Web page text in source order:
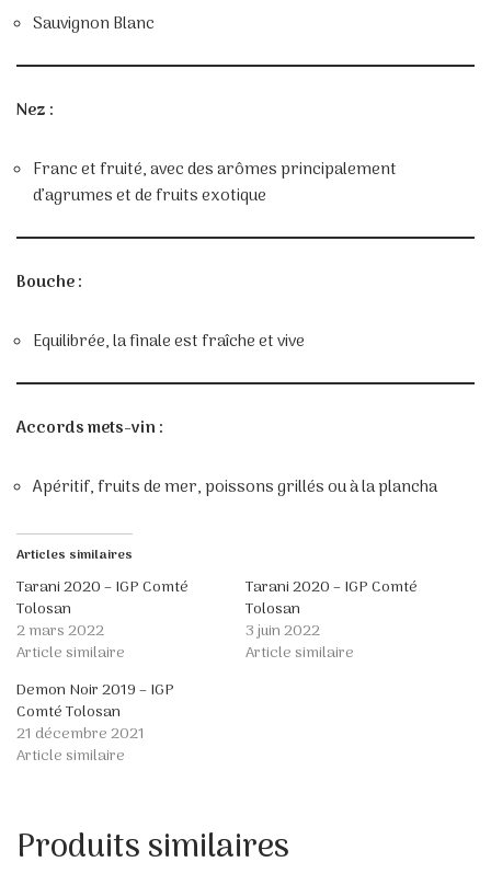
Sauvignon Blanc
Nez :
Franc et fruité, avec des arômes principalement
d’agrumes et de fruits exotique
Bouche :
Equilibrée, la finale est fraîche et vive
Accords mets-vin :
Apéritif, fruits de mer, poissons grillés ou à la plancha
Articles similaires
Tarani 2020 – IGP Comté
Tolosan
2 mars 2022
Article similaire
Tarani 2020 – IGP Comté
Tolosan
3 juin 2022
Article similaire
Demon Noir 2019 – IGP
Comté Tolosan
21 décembre 2021
Article similaire
Produits similaires